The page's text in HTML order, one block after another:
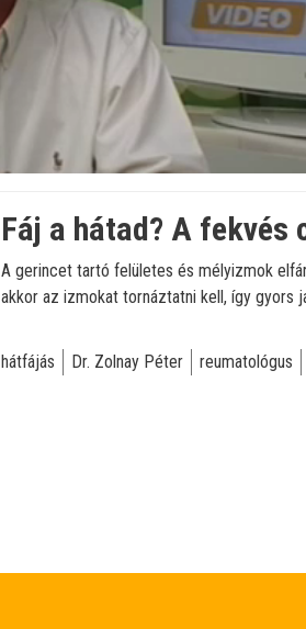
Betöltve
0%
Fáj a hátad? A fekvés
A gerincet tartó felületes és mélyizmok
akkor az izmokat tornáztatni kell, így gyors
hátfájás Dr. Zolnay Péter reumatológus